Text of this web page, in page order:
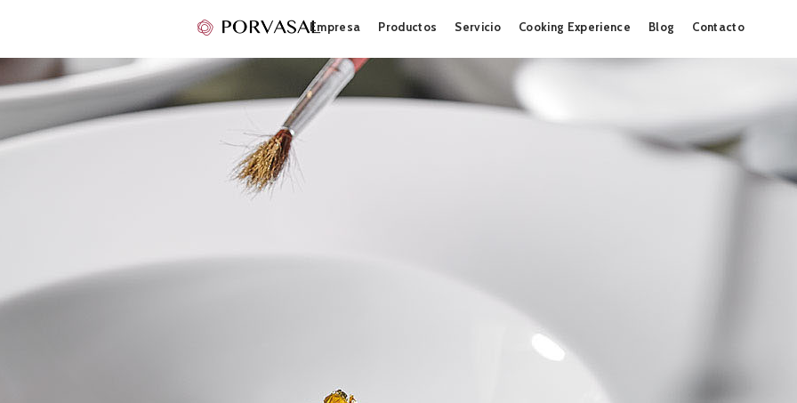
to
Empresa Productos Servicio Cooking Experience Blog Contacto